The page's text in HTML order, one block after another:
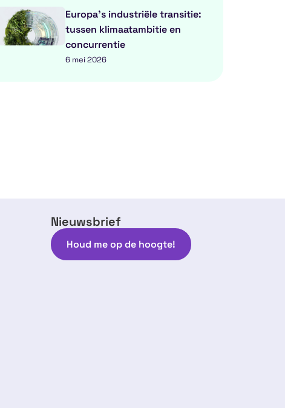
Europa’s industriële transitie:
tussen klimaatambitie en
concurrentie
6 mei 2026
Nieuwsbrief
Houd me op de hoogte!